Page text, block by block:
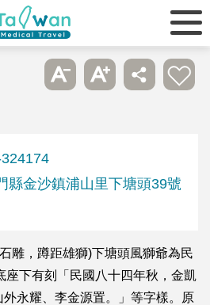
縣金沙鎮浦山里下塘頭39號
雕，蹲距雄獅)下塘頭風獅爺為民
座下有刻「民國八十四年秋，金凱
永耀、李金源置。」等字樣。原